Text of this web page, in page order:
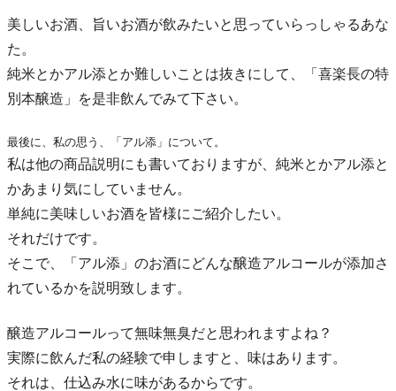
美しいお酒、旨いお酒が飲みたいと思っていらっしゃるあな
た。
純米とかアル添とか難しいことは抜きにして、「喜楽長の特
別本醸造」を是非飲んでみて下さい。
最後に、私の思う、「アル添」について。
私は他の商品説明にも書いておりますが、純米とかアル添と
かあまり気にしていません。
単純に美味しいお酒を皆様にご紹介したい。
それだけです。
そこで、「アル添」のお酒にどんな醸造アルコールが添加さ
れているかを説明致します。
醸造アルコールって無味無臭だと思われますよね？
実際に飲んだ私の経験で申しますと、味はあります。
それは、仕込み水に味があるからです。